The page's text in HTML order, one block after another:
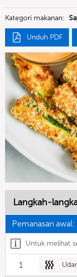
Kategori makanan:
Unduh PDF
Langkah-
Pemanasan awal:
Untuk melihat
1